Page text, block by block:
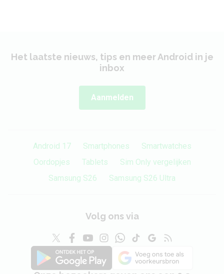
Het laatste nieuws, tips en meer Android in je
inbox
Aanmelden
Android 17 Smartphones
Smartwatches
Oordopjes
Tablets
Sim Only vergelijken
Samsung S26
Samsung S26 Ultra
Volg ons via